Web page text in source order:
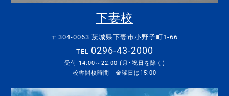
下妻校
〒304-0063 茨城県下妻市小野子町1-66
TEL 0296-43-2000
受付 14:00～22:00 (月･祝日を除く)
校舎開校時間 金曜日は15:00